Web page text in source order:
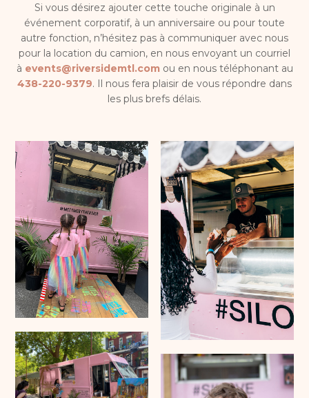
Si vous désirez ajouter cette touche originale à un
événement corporatif, à un anniversaire ou pour toute
autre fonction, n’hésitez pas à communiquer avec nous
pour la location du camion, en nous envoyant un courriel
à events@riversidemtl.comou en nous téléphonant au
438-220-9379. Il nous fera plaisir de vous répondre dans
les plus brefs délais.